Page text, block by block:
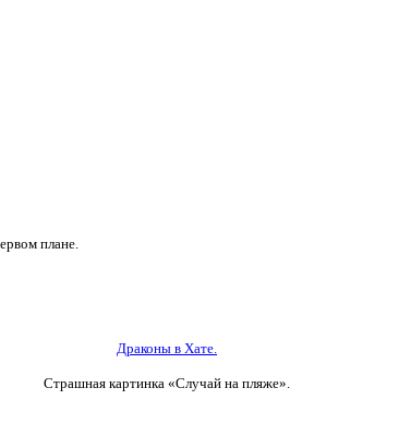
плане.
Драконы в Хате.
Страшная картинка «Случай на пляже».